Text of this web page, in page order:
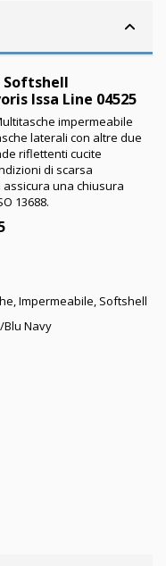
Issa Line 04525
impermeabile
laterali con altre due
riflettenti cucite
di scarsa
una chiusura
13688.
Impermeabile, Softshell
Blu Navy